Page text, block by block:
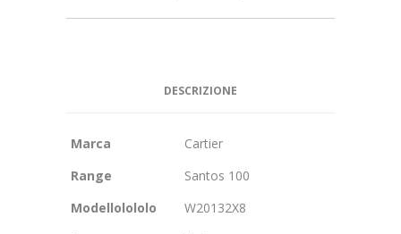
DESCRIZIONE
Marca
Cartier
Range
Santos 100
Modellolololo
W20132X8